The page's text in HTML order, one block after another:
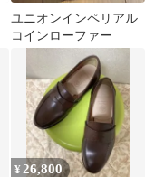
ユニオンインペリアル
コインローファー
¥ 26,800